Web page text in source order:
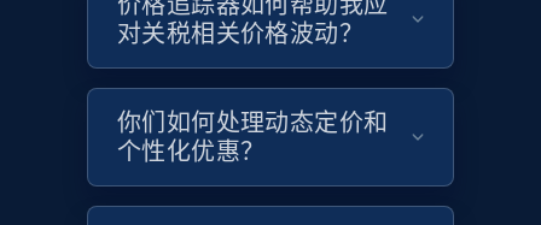
URL, Domain, Country code, Model number,
Sku, Product id, Product name, Manufacturer,
and more.
2.1K+ 355+ 立即开始
对关税相关价格波动？
你们如何处理动态定价和
个性化优惠？